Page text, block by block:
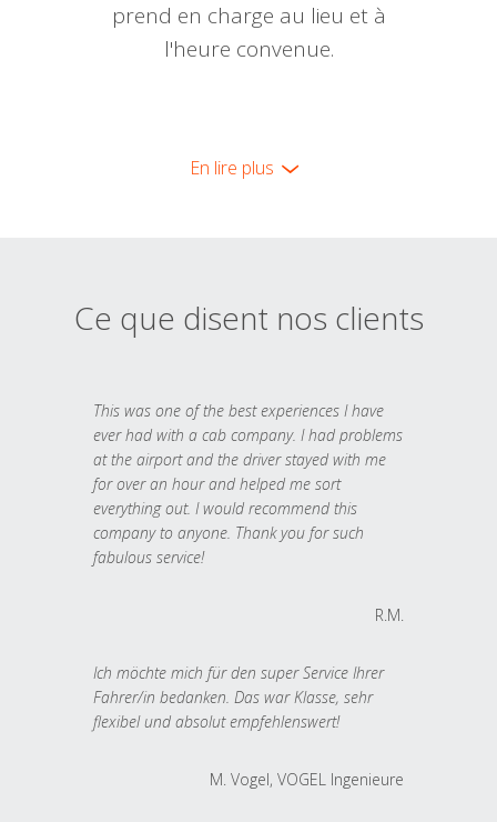
prend en charge au lieu et à
l'heure convenue.
En lire plus
Ce que disent nos clients
This was one of the best experiences I have
ever had with a cab company. I had problems
at the airport and the driver stayed with me
for over an hour and helped me sort
everything out. I would recommend this
company to anyone. Thank you for such
fabulous service!
R.M.
Ich möchte mich für den super Service Ihrer
Fahrer/in bedanken. Das war Klasse, sehr
flexibel und absolut empfehlenswert!
M. Vogel, VOGEL Ingenieure